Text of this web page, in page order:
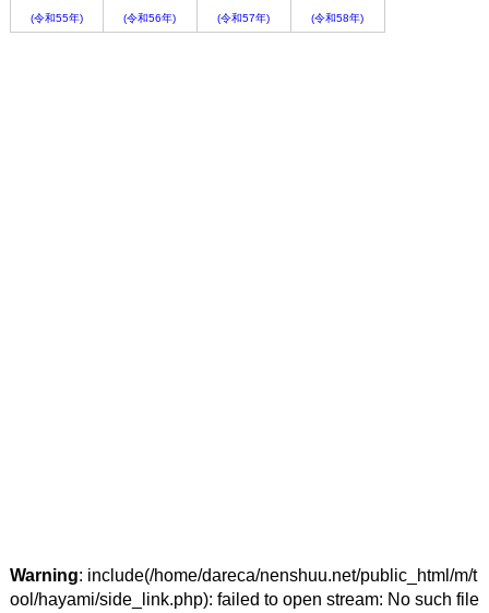
(令和55年)
(令和56年)
(令和57年)
(令和58年)
Warning: include(/home/dareca/nenshuu.net/public_html/m/t
ool/hayami/side_link.php): failed to open stream: No such file